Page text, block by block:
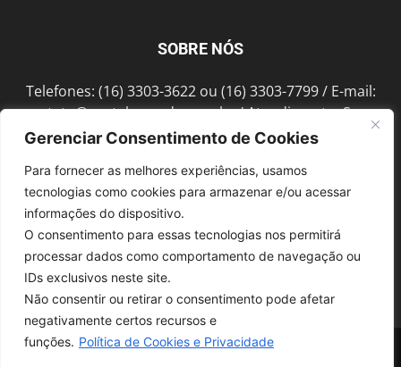
Gerenciar Consentimento de Cookies
Para fornecer as melhores experiências, usamos
tecnologias como cookies para armazenar e/ou acessar
informações do dispositivo.
O consentimento para essas tecnologias nos permitirá
processar dados como comportamento de navegação ou
IDs exclusivos neste site.
Não consentir ou retirar o consentimento pode afetar
negativamente certos recursos e
funções. Política de Cookies e Privacidade
SOBRE NÓS
Telefones: (16) 3303-3622 ou (16) 3303-7799 / E-mail:
contato@portalmorada.com.br/ Atendimento: Seg a
Sex das 8h às 18h / Endereço: Av. Bento de Abreu, 889
SIGA-NOS
© 1997-2022, GRUPO ROBERTO MONTORO É proibida a reprodução do